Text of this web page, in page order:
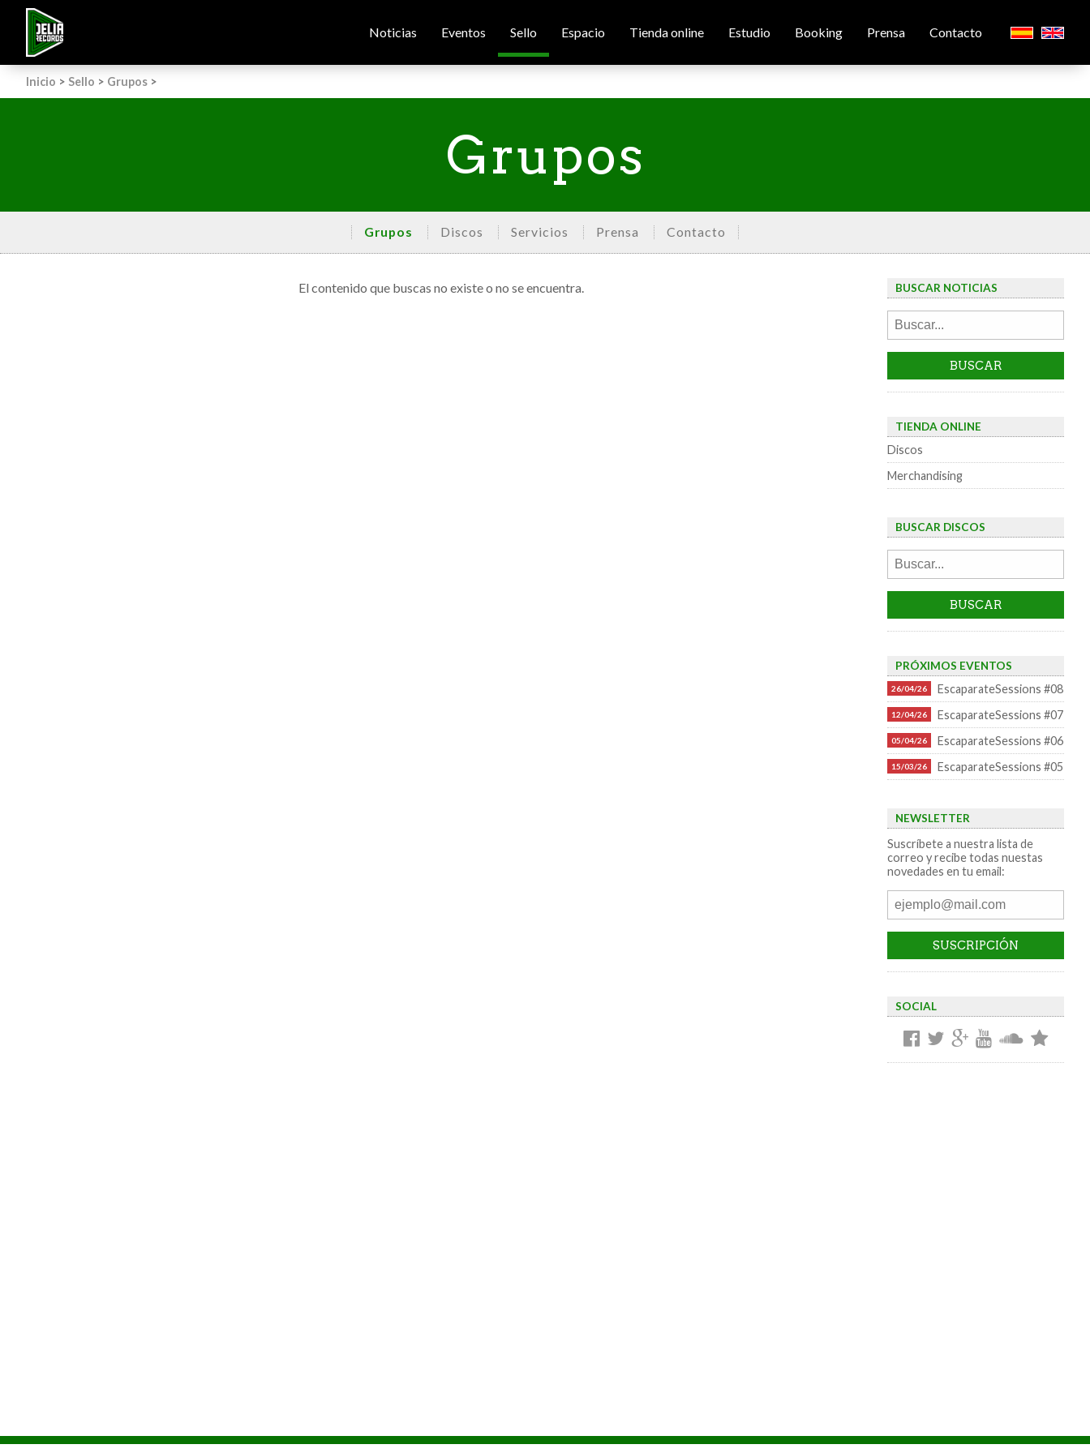
Noticias Eventos Sello Espacio Tienda online Estudio Booking Prensa Contacto
Inicio > Sello > Grupos >
Grupos
Grupos Discos Servicios Prensa Contacto
El contenido que buscas no existe o no se encuentra. BUSCAR NOTICIAS
TIENDA ONLINE
Discos
Merchandising
BUSCAR DISCOS
PRÓXIMOS EVENTOS
26/04/26 EscaparateSessions #08
12/04/26 EscaparateSessions #07
05/04/26 EscaparateSessions #06
15/03/26 EscaparateSessions #05
NEWSLETTER
Suscríbete a nuestra lista de
correo y recibe todas nuestas
novedades en tu email:
SOCIAL